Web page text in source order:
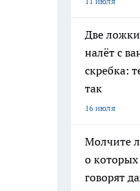
Две
налёт с
скребка:
так
16 июля
Молчите
о
говорят